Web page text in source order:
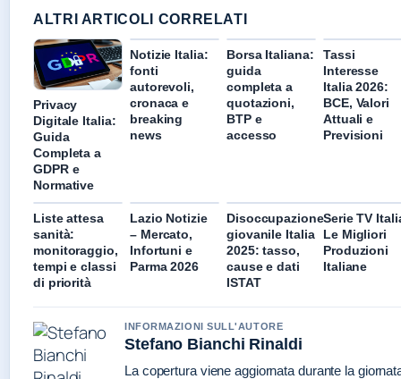
ALTRI ARTICOLI CORRELATI
Privacy
Digitale Italia:
Guida
Completa a
GDPR e
Normative
Notizie Italia:
fonti
autorevoli,
cronaca e
breaking
news
Borsa Italiana:
guida
completa a
quotazioni,
BTP e
accesso
Tassi
Interesse
Italia 2026:
BCE, Valori
Attuali e
Previsioni
Liste attesa
sanità:
monitoraggio,
tempi e classi
di priorità
Lazio Notizie
– Mercato,
Infortuni e
Parma 2026
Disoccupazione
giovanile Italia
2025: tasso,
cause e dati
ISTAT
Serie TV
Le Migliori
Produzioni
Italiane
INFORMAZIONI SULL'AUTORE
Stefano Bianchi Rinaldi
La copertura viene aggiornata durante la